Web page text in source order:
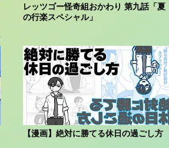
レッツゴー怪奇組おかわり 第九話「夏
の行楽スペシャル」
【漫画】絶対に勝てる休日の過ごし方